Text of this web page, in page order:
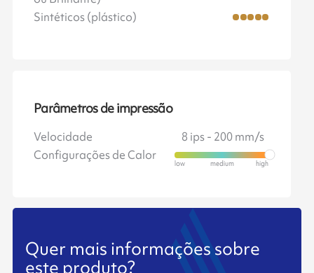
Sintéticos (plástico)
Parâmetros de impressão
Velocidade
8 ips - 200 mm/s
Configurações de Calor
Quer mais informações sobre
este produto?